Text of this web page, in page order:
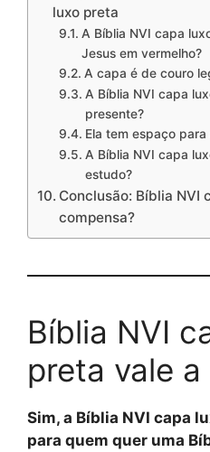
luxo preta
A Bíblia NVI capa
Jesus em vermelho?
A capa é de couro
A Bíblia NVI capa
presente?
Ela tem espaço
A Bíblia NVI capa
estudo?
Conclusão: Bíblia NVI
compensa?
Bíblia NVI
preta vale a
Sim, a Bíblia NVI capa
para quem quer uma